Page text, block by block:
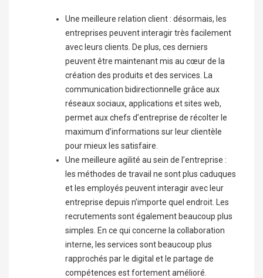
Une meilleure relation client : désormais, les
entreprises peuvent interagir très facilement
avec leurs clients. De plus, ces derniers
peuvent être maintenant mis au cœur de la
création des produits et des services. La
communication bidirectionnelle grâce aux
réseaux sociaux, applications et sites web,
permet aux chefs d’entreprise de récolter le
maximum d’informations sur leur clientèle
pour mieux les satisfaire.
Une meilleure agilité au sein de l’entreprise :
les méthodes de travail ne sont plus caduques
et les employés peuvent interagir avec leur
entreprise depuis n’importe quel endroit. Les
recrutements sont également beaucoup plus
simples. En ce qui concerne la collaboration
interne, les services sont beaucoup plus
rapprochés par le digital et le partage de
compétences est fortement amélioré.